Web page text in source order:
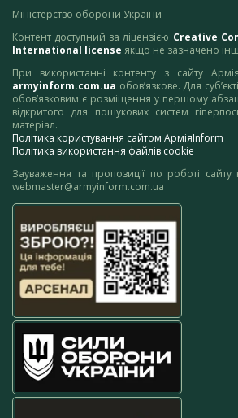
Міністерство оборони України
Контент доступний за ліцензією Creative
International license якщо не зазначено
При використанні контенту з сайту
armyinform.com.ua обов’язкове. Для
обов’язковим є розміщення у першому
відкритого для пошукових систем
матеріал.
Політика користування сайтом АрміяInform
Політика використання файлів cookie
Зауваження та пропозиції по роботі
webmaster@armyinform.com.ua